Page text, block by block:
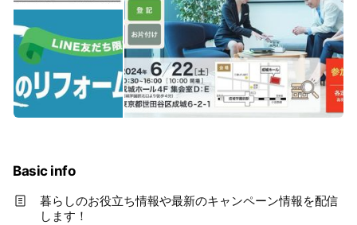
Basic info
暮らしのお役立ち情報や最新のキャンペーン情報を配信
します！